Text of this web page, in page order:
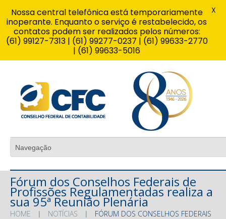
Fórum dos Conselhos Federais de
Profissões Regulamentadas realiza a
sua 95ª Reunião Plenária
HOME NOTÍCIAS
FÓRUM DOS CONSELHOS FEDERAIS
Nossa central telefônica está temporariamente
inoperante. Enquanto o serviço é restabelecido, os
contatos podem ser realizados pelos números:
(61) 99127-7313 | (61) 99277-0237 | (61) 99633-2770
| (61) 99633-5016
X